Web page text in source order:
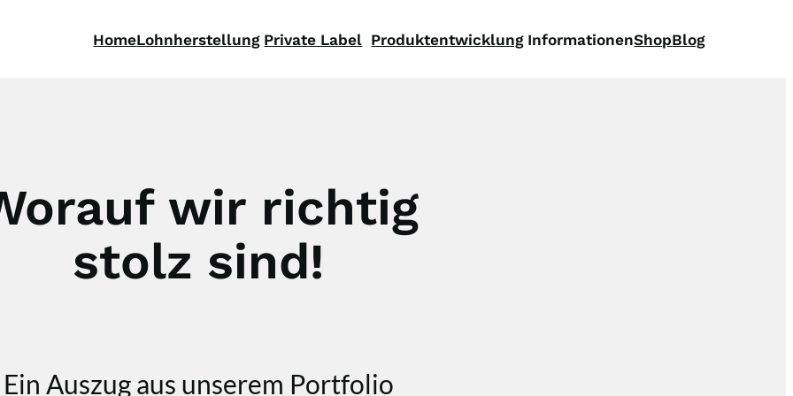
HomeLohnherstellung Private Label Produktentwicklung InformationenShopBlog
wir richtig
stolz sind!
Ein Auszug aus unserem Portfolio